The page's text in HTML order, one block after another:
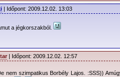
| Időpont: 2009.12.02. 13:03
a jégkorszakból.
| Időpont: 2009.12.02. 12:57
nem szimpatikus Borbély Lajos. :SSS))